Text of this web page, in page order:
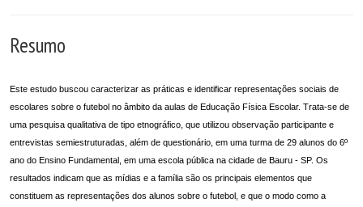
Resumo
Este estudo buscou caracterizar as práticas e identificar representações sociais de
escolares sobre o futebol no âmbito da aulas de Educação Física Escolar. Trata-se de
uma pesquisa qualitativa de tipo etnográfico, que utilizou observação participante e
entrevistas semiestruturadas, além de questionário, em uma turma de 29 alunos do 6º
ano do Ensino Fundamental, em uma escola pública na cidade de Bauru - SP. Os
resultados indicam que as mídias e a família são os principais elementos que
constituem as representações dos alunos sobre o futebol, e que o modo como a